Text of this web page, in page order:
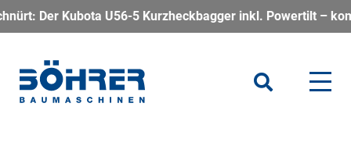
Kubota U56-5 Kurzheckbagger inkl. Powertilt –